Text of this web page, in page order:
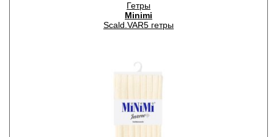
Гетры
Minimi
Scald.VAR5 гетры